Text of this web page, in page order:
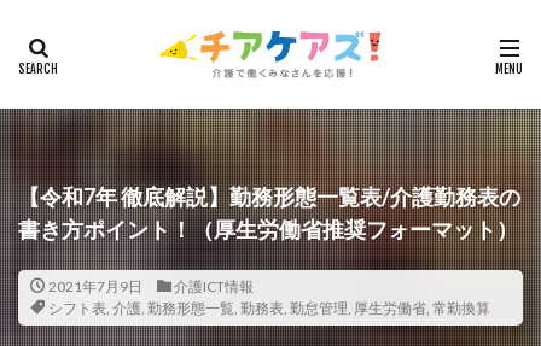
【令和7年 徹底解説】勤務形態一覧表/介護勤務表の
書き方ポイント！（厚生労働省推奨フォーマット）
2021年7月9日
介護ICT情報
シフト表, 介護, 勤務形態一覧, 勤務表, 勤怠管理, 厚生労働省, 常勤換算
タグ
7つの習慣 山下興一郎 執筆 堺市
夏
夜勤
大島直彰 大規模法人
天野尊明
安藤俊介
安藤優子 室内レク
導入事例
就労継続支援B型
展示会 山口一郎
在宅
常勤換算
心の知能指数
心理的安全性